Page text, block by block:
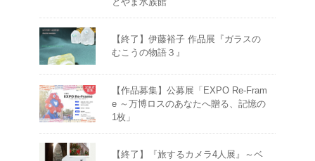
【終了】伊藤裕子 作品展『ガラスの
むこうの物語３』
【作品募集】公募展「EXPO Re-Fram
e ～万博ロスのあなたへ贈る、記憶の
1枚」
【終了】『旅するカメラ4人展』～ベ